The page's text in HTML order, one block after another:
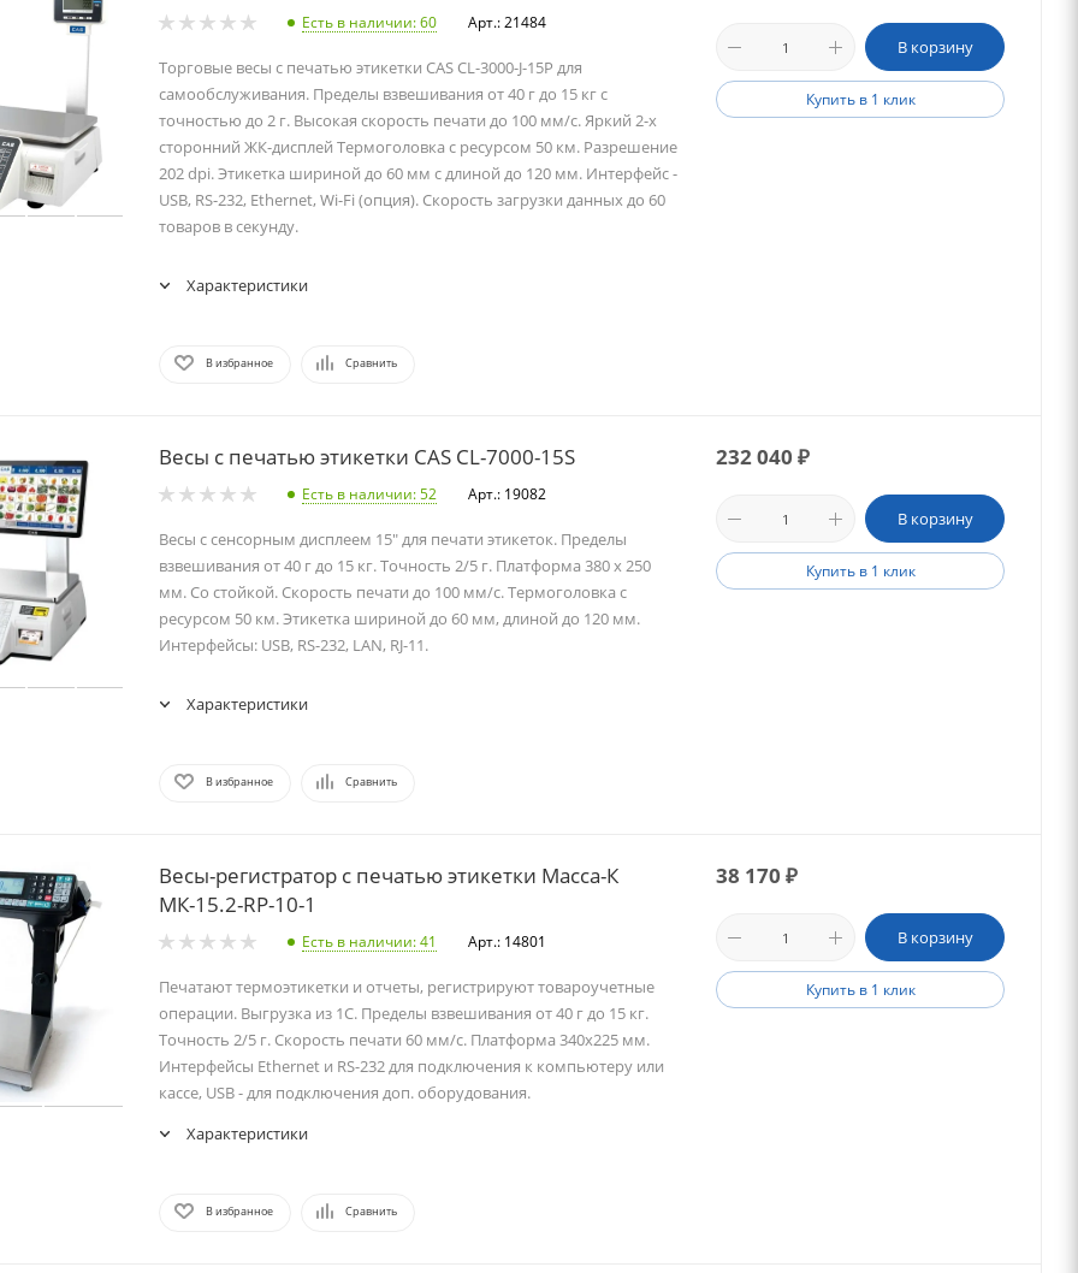
Есть в наличии: 60 Арт.: 21484
Торговые весы с печатью этикетки CAS CL-3000-J-15P для
самообслуживания. Пределы взвешивания от 40 г до 15 кг с
точностью до 2 г. Высокая скорость печати до 100 мм/с. Яркий 2-х
сторонний ЖК-дисплей Термоголовка с ресурсом 50 км. Разрешение
202 dpi. Этикетка шириной до 60 мм с длиной до 120 мм. Интерфейс -
USB, RS-232, Ethernet, Wi-Fi (опция). Скорость загрузки данных до 60
товаров в секунду.
Характеристики
В избранное Сравнить
В корзину
Купить в 1 клик
Весы с печатью этикетки CAS CL-7000-15S
Есть в наличии: 52 Арт.: 19082
Весы с сенсорным дисплеем 15" для печати этикеток. Пределы
взвешивания от 40 г до 15 кг. Точность 2/5 г. Платформа 380 x 250
мм. Со стойкой. Скорость печати до 100 мм/с. Термоголовка с
ресурсом 50 км. Этикетка шириной до 60 мм, длиной до 120 мм.
Интерфейсы: USB, RS-232, LAN, RJ-11.
Характеристики
В избранное Сравнить
232 040 ₽
В корзину
Купить в 1 клик
Весы-регистратор с печатью этикетки Масса-К
МК-15.2-RP-10-1
Есть в наличии: 41 Арт.: 14801
Печатают термоэтикетки и отчеты, регистрируют товароучетные
операции. Выгрузка из 1С. Пределы взвешивания от 40 г до 15 кг.
Точность 2/5 г. Скорость печати 60 мм/с. Платформа 340х225 мм.
Интерфейсы Ethernet и RS-232 для подключения к компьютеру или
кассе, USB - для подключения доп. оборудования.
Характеристики
В избранное Сравнить
38 170 ₽
В корзину
Купить в 1 клик